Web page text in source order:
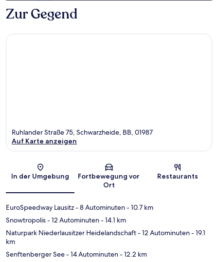
Zur Gegend
Karte
Ruhlander Straße 75, Schwarzheide, BB, 01987
Auf Karte anzeigen
In der Umgebung
Fortbewegung vor
Ort
Restaurants
EuroSpeedway Lausitz- 8 Autominuten- 10.7 km
Snowtropolis- 12 Autominuten- 14.1 km
Naturpark Niederlausitzer Heidelandschaft- 12 Autominuten- 19.1
km
Senftenberger See- 14 Autominuten- 12.2 km